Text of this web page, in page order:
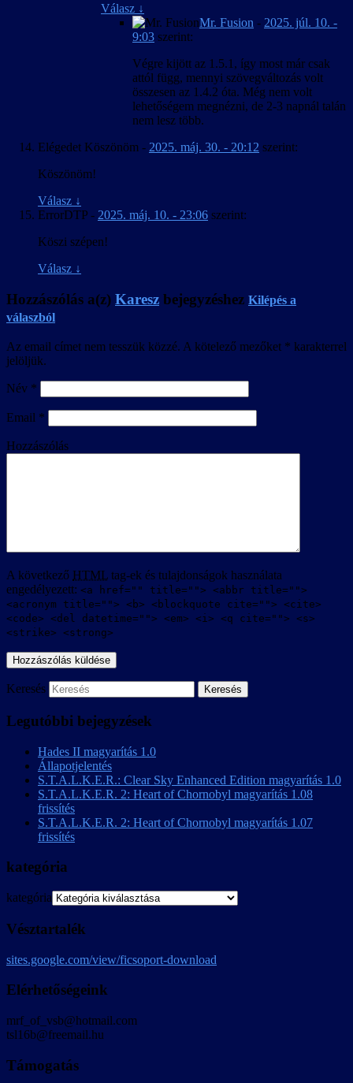
Válasz ↓
Mr. Fusion - 2025. júl. 10. -
9:03 szerint:
Végre kijött az 1.5.1, így most már csak
attól függ, mennyi szövegváltozás volt
összesen az 1.4.2 óta. Még nem volt
lehetőségem megnézni, de 2-3 napnál talán
nem lesz több.
Elégedet Köszönöm - 2025. máj. 30. - 20:12 szerint:
Köszönöm!
Válasz ↓
ErrorDTP - 2025. máj. 10. - 23:06 szerint:
Köszi szépen!
Válasz ↓
Hozzászólás a(z) Karesz bejegyzéshez Kilépés a
válaszból
Az email címet nem tesszük közzé. A kötelező mezőket * karakterrel
jelöljük.
Név *
Email *
Hozzászólás
A következő HTML tag-ek és tulajdonságok használata
engedélyezett: <a href="" title=""> <abbr title="">
<acronym title=""> <b> <blockquote cite=""> <cite>
<code> <del datetime=""> <em> <i> <q cite=""> <s>
<strike> <strong>
Keresés
Legutóbbi bejegyzések
Hades II magyarítás 1.0
Állapotjelentés
S.T.A.L.K.E.R.: Clear Sky Enhanced Edition magyarítás 1.0
S.T.A.L.K.E.R. 2: Heart of Chornobyl magyarítás 1.08
frissítés
S.T.A.L.K.E.R. 2: Heart of Chornobyl magyarítás 1.07
frissítés
kategória
kategória
Vésztartalék
sites.google.com/view/ficsoport-download
Elérhetőségeink
mrf_of_vsb@hotmail.com
tsl16b@freemail.hu
Támogatás